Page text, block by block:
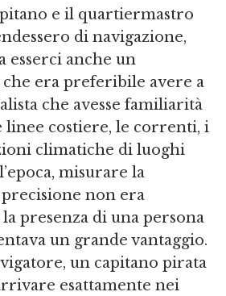
e il quartiermastro
di navigazione,
esserci anche un
era preferibile avere a
che avesse familiarità
linee costiere, le correnti, i
climatiche di luoghi
misurare la
non era
presenza di una persona
un grande vantaggio.
un capitano pirata
esattamente nei